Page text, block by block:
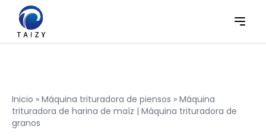
Inicio » Máquina trituradora de piensos » Máquina
trituradora de harina de maíz | Máquina trituradora de
granos